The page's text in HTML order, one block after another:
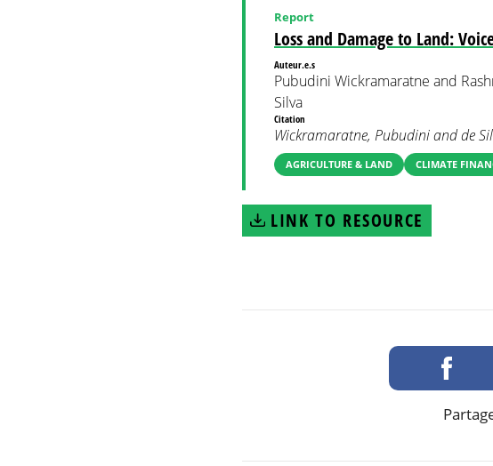
Loss and Damage to Land:
Report
Auteur.e.s
Pubudini Wickramaratne and
Silva
Citation
Wickramaratne, Pubudini and de
AGRICULTURE & LAND CLIMATE
LINK TO RESOURCE